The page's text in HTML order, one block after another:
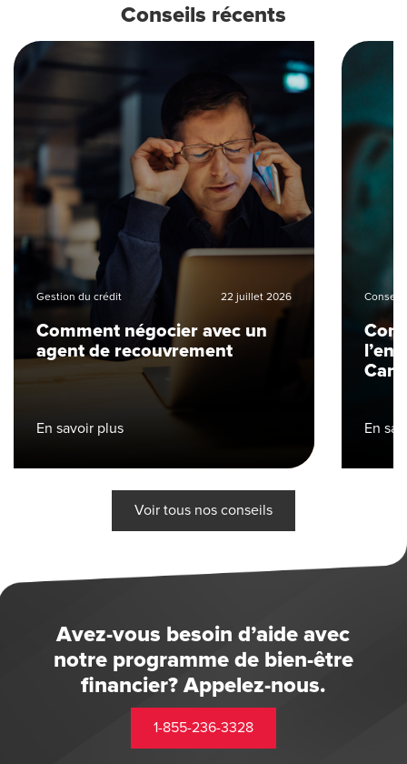
Conseils récents
Gestion du crédit 22 juillet 2026
Comment négocier avec un
agent de recouvrement
En savoir plus En
Voir tous nos conseils
Avez-vous besoin d’aide avec
notre programme de bien-être
financier? Appelez-nous.
1-855-236-3328